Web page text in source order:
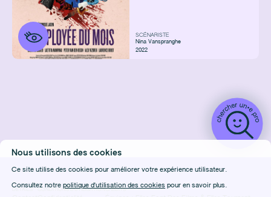
SCÉNARISTE
Nina Vanspranghe
2022
Nous utilisons des cookies
Ce site utilise des cookies pour améliorer votre expérience utilisateur.
Consultez notrepolitique d'utilisation des cookies pour en savoir plus.
CONDITIONS D'UTILISATIONCRÉDITS